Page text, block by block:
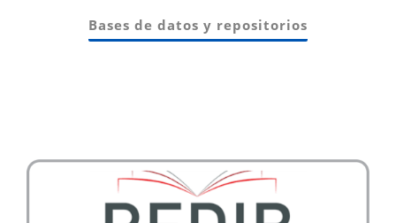
Bases de datos y repositorios